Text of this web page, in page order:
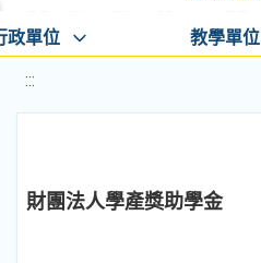
政單位 教學單位
:::
財團法人學產獎助學金